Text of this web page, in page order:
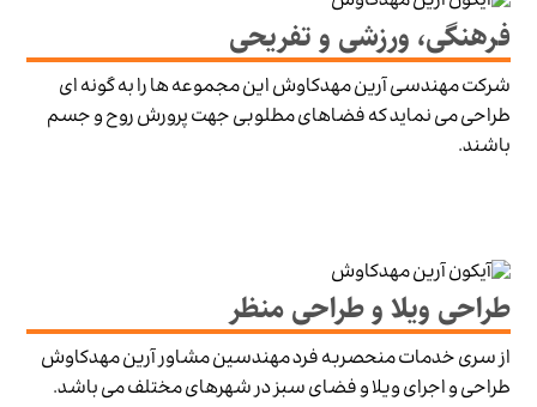
فرهنگی، ورزشی و تفریحی
شرکت مهندسی آرین مهدکاوش این مجموعه ها را به گونه ای
طراحی می نماید که فضاهای مطلوبی جهت پرورش روح و جسم
باشند.
طراحی ویلا و طراحی منظر
از سری خدمات منحصربه فرد مهندسین مشاور آرین مهدکاوش
طراحی و اجرای ویلا و فضای سبز در شهرهای مختلف می باشد.